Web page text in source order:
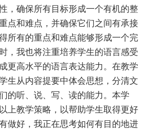
，确保所有目标形成一个有机的整
点和难点，并确保它们之间有承接
所有的重点和难点能够形成一个完
，我也将注重培养学生的语言感受
更高水平的语言表达能力。在教学
生从内容提要中体会思想，分清文
的听、说、写、读的能力。本学
上教学策略，以帮助学生取得更好
做好，我正在思考如何有目的地进